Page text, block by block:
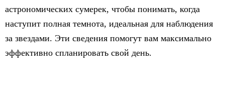
астрономических сумерек, чтобы понимать, когда
наступит полная темнота, идеальная для наблюдения
за звездами. Эти сведения помогут вам максимально
эффективно спланировать свой день.